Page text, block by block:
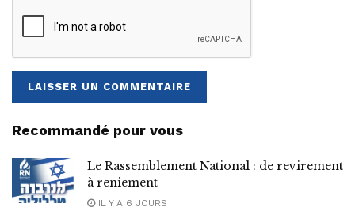
Recommandé pour vous
Le Rassemblement National : de revirement
à reniement
IL Y A 6 JOURS